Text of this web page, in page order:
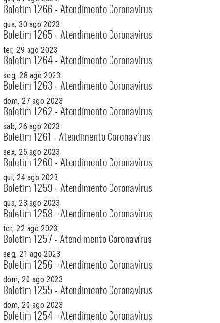
Boletim 1266 - Atendimento Coronavírus
qua, 30 ago 2023
Boletim 1265 - Atendimento Coronavírus
ter, 29 ago 2023
Boletim 1264 - Atendimento Coronavírus
seg, 28 ago 2023
Boletim 1263 - Atendimento Coronavírus
dom, 27 ago 2023
Boletim 1262 - Atendimento Coronavírus
sab, 26 ago 2023
Boletim 1261 - Atendimento Coronavírus
sex, 25 ago 2023
Boletim 1260 - Atendimento Coronavírus
qui, 24 ago 2023
Boletim 1259 - Atendimento Coronavírus
qua, 23 ago 2023
Boletim 1258 - Atendimento Coronavírus
ter, 22 ago 2023
Boletim 1257 - Atendimento Coronavírus
seg, 21 ago 2023
Boletim 1256 - Atendimento Coronavírus
dom, 20 ago 2023
Boletim 1255 - Atendimento Coronavírus
dom, 20 ago 2023
Boletim 1254 - Atendimento Coronavírus